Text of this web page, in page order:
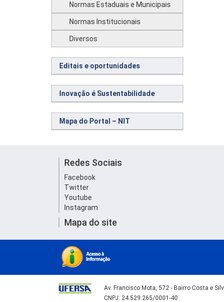
Normas Estaduais e Municipais
Normas Institucionais
Diversos
Editais e oportunidades
Inovação é Sustentabilidade
Mapa do Portal – NIT
Redes Sociais
Facebook
Twitter
Youtube
Instagram
Mapa do site
Av. Francisco Mota, 572 - Bairro Costa e
CNPJ: 24.529.265/0001-40